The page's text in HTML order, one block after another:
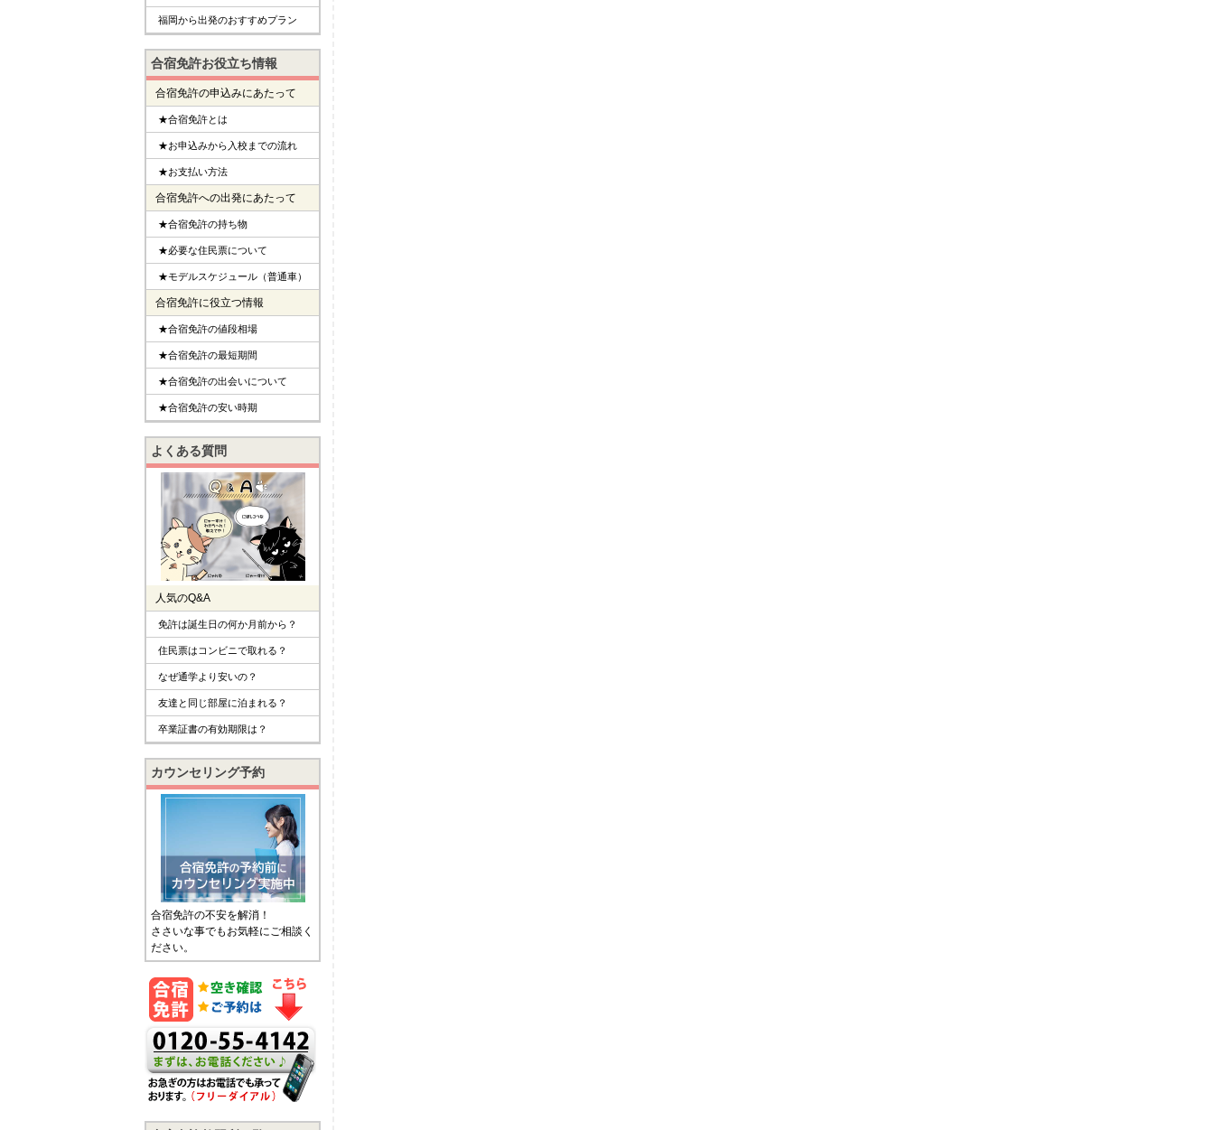
福岡から出発のおすすめプラン
合宿免許お役立ち情報
合宿免許の申込みにあたって
★合宿免許とは
★お申込みから入校までの流れ
★お支払い方法
合宿免許への出発にあたって
★合宿免許の持ち物
★必要な住民票について
★モデルスケジュール（普通車）
合宿免許に役立つ情報
★合宿免許の値段相場
★合宿免許の最短期間
★合宿免許の出会いについて
★合宿免許の安い時期
よくある質問
人気のQ&A
免許は誕生日の何か月前から？
住民票はコンビニで取れる？
なぜ通学より安いの？
友達と同じ部屋に泊まれる？
卒業証書の有効期限は？
カウンセリング予約
合宿免許の不安を解消！
ささいな事でもお気軽にご相談く
ださい。